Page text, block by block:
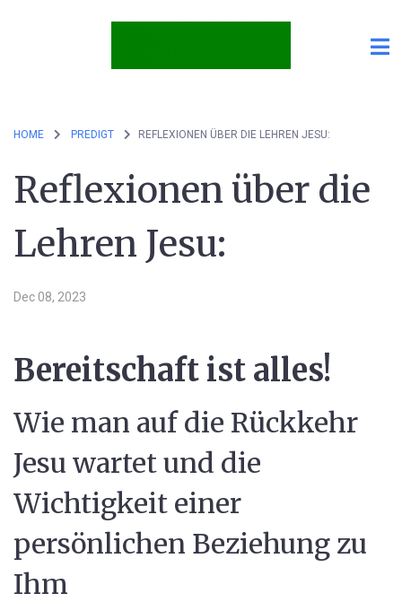
HOME PREDIGT REFLEXIONEN ÜBER DIE LEHREN JESU:
Reflexionen über die
Lehren Jesu:
Dec 08, 2023
Bereitschaft ist alles!
Wie man auf die Rückkehr
Jesu wartet und die
Wichtigkeit einer
persönlichen Beziehung zu
Ihm